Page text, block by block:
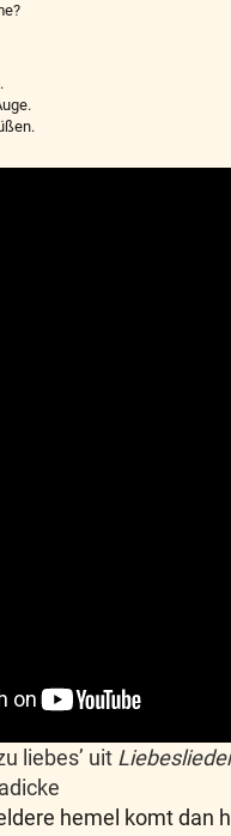
liebes’ uit
hemel komt dan